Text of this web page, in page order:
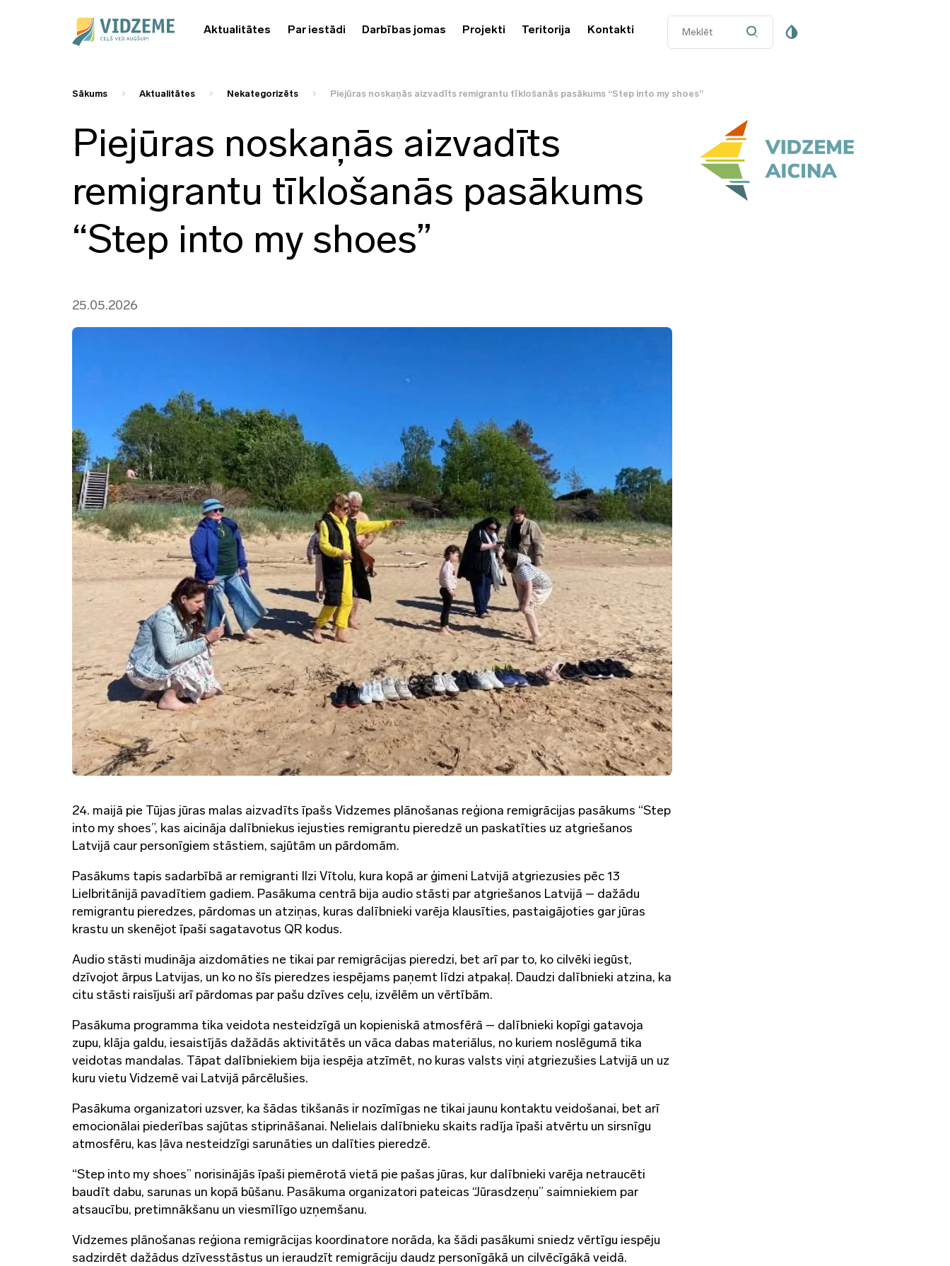
Aktualitātes Par iestādi Darbības jomas Projekti Teritorija Kontakti
Sākums Aktualitātes Nekategorizēts Piejūras noskaņās aizvadīts remigrantu tīklošanās pasākums “Step into my shoes”
Piejūras noskaņās aizvadīts
remigrantu tīklošanās pasākums
“Step into my shoes”
25.05.2026
24. maijā pie Tūjas jūras malas aizvadīts īpašs Vidzemes plānošanas reģiona remigrācijas pasākums “Step
into my shoes”, kas aicināja dalībniekus iejusties remigrantu pieredzē un paskatīties uz atgriešanos
Latvijā caur personīgiem stāstiem, sajūtām un pārdomām.
Pasākums tapis sadarbībā ar remigranti Ilzi Vītolu, kura kopā ar ģimeni Latvijā atgriezusies pēc 13
Lielbritānijā pavadītiem gadiem. Pasākuma centrā bija audio stāsti par atgriešanos Latvijā – dažādu
remigrantu pieredzes, pārdomas un atziņas, kuras dalībnieki varēja klausīties, pastaigājoties gar jūras
krastu un skenējot īpaši sagatavotus QR kodus.
Audio stāsti mudināja aizdomāties ne tikai par remigrācijas pieredzi, bet arī par to, ko cilvēki iegūst,
dzīvojot ārpus Latvijas, un ko no šīs pieredzes iespējams paņemt līdzi atpakaļ. Daudzi dalībnieki atzina, ka
citu stāsti raisījuši arī pārdomas par pašu dzīves ceļu, izvēlēm un vērtībām.
Pasākuma programma tika veidota nesteidzīgā un kopieniskā atmosfērā – dalībnieki kopīgi gatavoja
zupu, klāja galdu, iesaistījās dažādās aktivitātēs un vāca dabas materiālus, no kuriem noslēgumā tika
veidotas mandalas. Tāpat dalībniekiem bija iespēja atzīmēt, no kuras valsts viņi atgriezušies Latvijā un uz
kuru vietu Vidzemē vai Latvijā pārcēlušies.
Pasākuma organizatori uzsver, ka šādas tikšanās ir nozīmīgas ne tikai jaunu kontaktu veidošanai, bet arī
emocionālai piederības sajūtas stiprināšanai. Nelielais dalībnieku skaits radīja īpaši atvērtu un sirsnīgu
atmosfēru, kas ļāva nesteidzīgi sarunāties un dalīties pieredzē.
“Step into my shoes” norisinājās īpaši piemērotā vietā pie pašas jūras, kur dalībnieki varēja netraucēti
baudīt dabu, sarunas un kopā būšanu. Pasākuma organizatori pateicas “Jūrasdzeņu” saimniekiem par
atsaucību, pretimnākšanu un viesmīlīgo uzņemšanu.
Vidzemes plānošanas reģiona remigrācijas koordinatore norāda, ka šādi pasākumi sniedz vērtīgu iespēju
sadzirdēt dažādus dzīvesstāstus un ieraudzīt remigrāciju daudz personīgākā un cilvēcīgākā veidā.